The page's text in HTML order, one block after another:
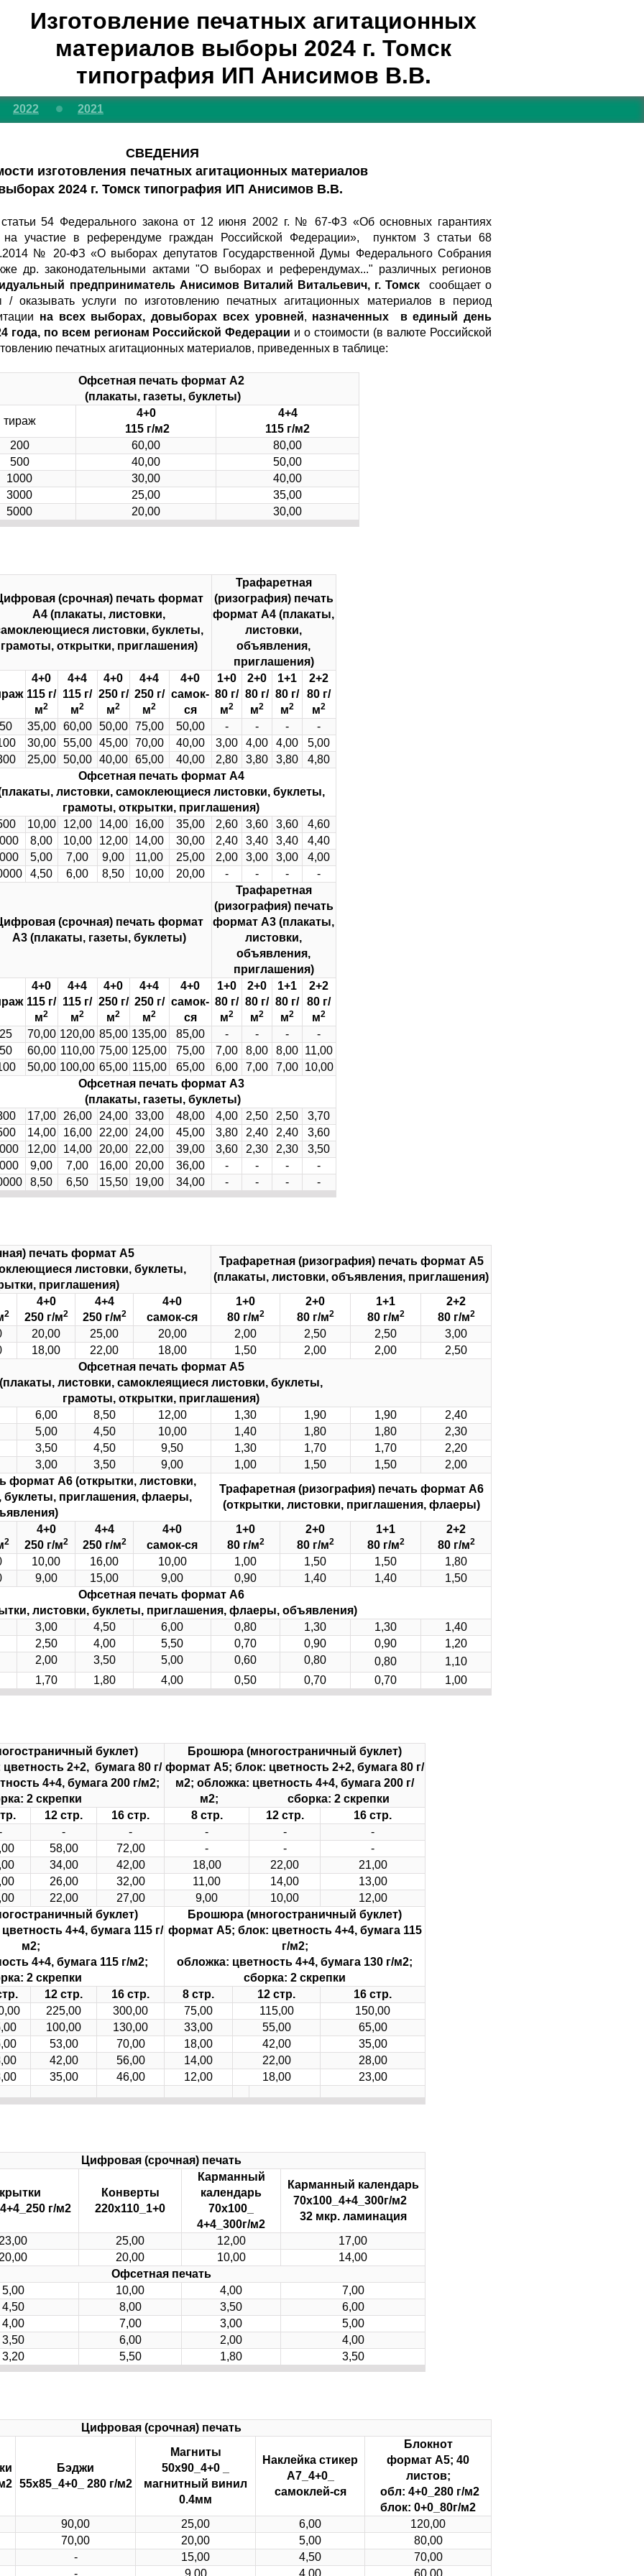
Изготовление печатных агитационных
материалов выборы 2024 г. Томск
типография ИП Анисимов В.В.
2022 2021
СВЕДЕНИЯ
изготовления печатных агитационных материалов
2024 г. Томск типография ИП Анисимов В.В.
статьи 54 Федерального закона от 12 июня 2002 г. № 67-ФЗ «Об основных гарантиях
участие в референдуме граждан Российской Федерации», пунктом 3 статьи 68
№ 20-ФЗ «О выборах депутатов Государственной Думы Федерального Собрания
др. законодательными актами "О выборах и референдумах..." различных регионов
предприниматель Анисимов Виталий Витальевич, г. Томск сообщает о
/ оказывать услуги по изготовлению печатных агитационных материалов в период
на всех выборах, довыборах всех уровней, назначенных
в единый день
года, по всем регионам Российской Федерации и о стоимости (в валюте Российской
печатных агитационных материалов, приведенных в таблице:
Офсетная печать формат А2
(плакаты, газеты, буклеты)
тираж
4+0
115 г/м2
4+4
115 г/м2
200
60,00
80,00
500
40,00
50,00
1000
30,00
40,00
3000
25,00
35,00
5000
20,00 30,00
(срочная) печать формат
А4 (плакаты, листовки,
листовки, буклеты,
грамоты, открытки, приглашения)
Трафаретная
(ризография) печать
формат А4 (плакаты,
листовки,
объявления,
приглашения)
4+0
115 г/
м2
4+4
115 г/
м2
4+0
250 г/
м2
4+4
250 г/
м2
4+0
самок-
ся
1+0
80 г/
м2
2+0
80 г/
м2
1+1
80 г/
м2
2+2
80 г/
м2
50 35,00 60,00 50,00 75,00 50,00 - - -
-
30,00 55,00 45,00 70,00 40,00 3,00 4,00 4,00
5,00
25,00 50,00 40,00 65,00 40,00 2,80 3,80 3,80
4,80
Офсетная печать формат А4
листовки, самоклеющиеся листовки, буклеты,
грамоты, открытки, приглашения)
10,00 12,00 14,00 16,00 35,00 2,60 3,60 3,60
4,60
8,00 10,00 12,00 14,00 30,00 2,40 3,40 3,40
4,40
5,00 7,00 9,00 11,00 25,00 2,00 3,00 3,00
4,00
4,50 6,00 8,50 10,00 20,00 - - - -
(срочная) печать формат
А3(плакаты, газеты, буклеты)
Трафаретная
(ризография) печать
формат А3 (плакаты,
листовки,
объявления,
приглашения)
4+0
115 г/
м2
4+4
115 г/
м2
4+0
250 г/
м2
4+4
250 г/
м2
4+0
самок-
ся
1+0
80 г/
м2
2+0
80 г/
м2
1+1
80 г/
м2
2+2
80 г/
м2
25 70,00 120,00 85,00 135,00 85,00 - - -
-
50
60,00 110,00 75,00 125,00 75,00 7,00 8,00 8,00
11,00
50,00 100,00 65,00 115,00 65,00 6,00 7,00 7,00
10,00
Офсетная печать формат А3
(плакаты, газеты, буклеты)
17,00 26,00 24,00 33,00 48,00 4,00 2,50 2,50
3,70
14,00 16,00 22,00 24,00 45,00 3,80 2,40 2,40
3,60
12,00 14,00 20,00 22,00 39,00 3,60 2,30 2,30
3,50
9,00 7,00 16,00 20,00 36,00 - - -
-
8,50 6,50 15,50 19,00 34,00 - - - -
печать формат А5
листовки, буклеты,
приглашения)
Трафаретная (ризография) печать формат А5
(плакаты, листовки, объявления, приглашения)
2
4+0
250 г/м2
4+4
250 г/м2
4+0
самок-ся
1+0
80 г/м2
2+0
80 г/м2
1+1
80 г/м2
2+2
80 г/м2
20,00 25,00 20,00 2,00 2,50 2,50
3,00
18,00 22,00 18,00 1,50 2,00 2,00
2,50
Офсетная печать формат А5
(плакаты, листовки, самоклеящиеся листовки, буклеты,
грамоты, открытки, приглашения)
6,00 8,50 12,00 1,30 1,90 1,90
2,40
5,00 4,50 10,00 1,40 1,80 1,80
2,30
3,50 4,50 9,50 1,30 1,70 1,70
2,20
3,00 3,50 9,00 1,00 1,50 1,50
2,00
формат А6(открытки, листовки,
буклеты, приглашения, флаеры,
Трафаретная (ризография) печать формат А6
(открытки, листовки, приглашения, флаеры)
2
4+0
250 г/м2
4+4
250 г/м2
4+0
самок-ся
1+0
80 г/м2
2+0
80 г/м2
1+1
80 г/м2
2+2
80 г/м2
10,00 16,00 10,00 1,00 1,50 1,50
1,80
9,00 15,00 9,00 0,90 1,40 1,40
1,50
Офсетная печать формат А6
листовки, буклеты, приглашения, флаеры, объявления)
3,00 4,50 6,00 0,80 1,30 1,30
1,40
2,50 4,00 5,50 0,70 0,90 0,90
1,20
2,00 3,50 5,00 0,60 0,80 0,80
1,10
1,70 1,80 4,00 0,50 0,70 0,70 1,00
буклет)
цветность 2+2, бумага 80 г/
4+4, бумага 200 г/м2;
2 скрепки
Брошюра (многостраничный буклет)
формат А5; блок: цветность 2+2, бумага 80 г/
м2; обложка: цветность 4+4, бумага 200 г/
м2; сборка: 2 скрепки
12 стр. 16 стр. 8 стр. 12 стр.
16 стр.
- - - -
-
58,00 72,00 - -
-
34,00 42,00 18,00 22,00
21,00
26,00 32,00 11,00 14,00
13,00
22,00 27,00 9,00 10,00
12,00
буклет)
4+4, бумага 115 г/
м2;
4+4, бумага 115 г/м2;
2 скрепки
Брошюра (многостраничный буклет)
формат А5; блок: цветность 4+4, бумага 115
г/м2;
обложка: цветность 4+4, бумага 130 г/м2;
сборка: 2 скрепки
12 стр. 16 стр. 8 стр. 12 стр.
16 стр.
225,00 300,00 75,00 115,00
150,00
100,00 130,00 33,00 55,00
65,00
53,00 70,00 18,00 42,00
35,00
42,00 56,00 14,00 22,00
28,00
35,00 46,00 12,00 18,00 23,00
Цифровая (срочная) печать
г/м2
Конверты
220х110_1+0
Карманный
календарь
70х100_
4+4_300г/м2
Карманный календарь
70х100_4+4_300г/м2
32 мкр. ламинация
23,00 25,00 12,00
17,00
20,00 20,00 10,00
14,00
Офсетная печать
5,00 10,00 4,00
7,00
4,50 8,00 3,50
6,00
4,00 7,00 3,00
5,00
3,50 6,00 2,00
4,00
3,20 5,50 1,80 3,50
Цифровая (срочная) печать
Бэджи
55х85_4+0_ 280 г/м2
Магниты
50х90_4+0 _
магнитный винил
0.4мм
Наклейка стикер
А7_4+0_
самоклей-ся
Блокнот
формат А5; 40
листов;
обл: 4+0_280 г/м2
блок: 0+0_80г/м2
90,00 25,00 6,00
120,00
70,00 20,00 5,00
80,00
- 15,00 4,50
70,00
- 9,00 4,00 60,00